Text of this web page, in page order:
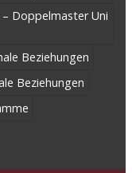
Doppelmaster Uni
Beziehungen
Beziehungen